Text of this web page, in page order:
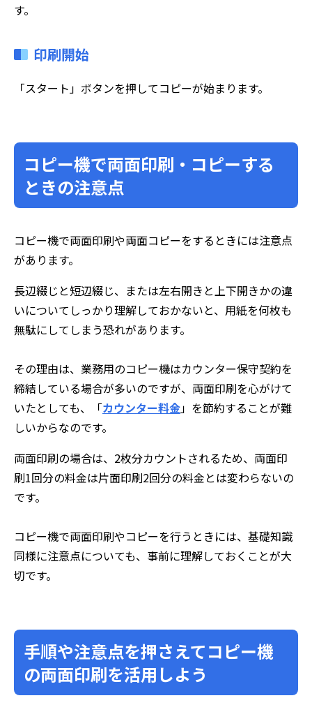
す。
印刷開始
「スタート」ボタンを押してコピーが始まります。
コピー機で両面印刷・コピーする
ときの注意点
コピー機で両面印刷や両面コピーをするときには注意点
があります。
長辺綴じと短辺綴じ、または左右開きと上下開きかの違
いについてしっかり理解しておかないと、用紙を何枚も
無駄にしてしまう恐れがあります。
その理由は、業務用のコピー機はカウンター保守契約を
締結している場合が多いのですが、両面印刷を心がけて
いたとしても、「カウンター料金」を節約することが難
しいからなのです。
両面印刷の場合は、2枚分カウントされるため、両面印
刷1回分の料金は片面印刷2回分の料金とは変わらないの
です。
コピー機で両面印刷やコピーを行うときには、基礎知識
同様に注意点についても、事前に理解しておくことが大
切です。
手順や注意点を押さえてコピー機
の両面印刷を活用しよう